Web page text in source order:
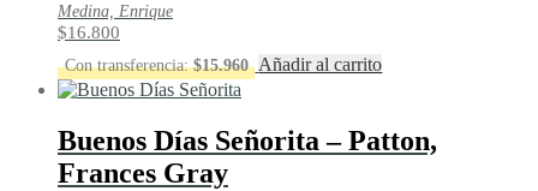
Medina, Enrique
$16.800
Con transferencia:$15.960 Añadir al carrito
Buenos Días Señorita – Patton,
Frances Gray